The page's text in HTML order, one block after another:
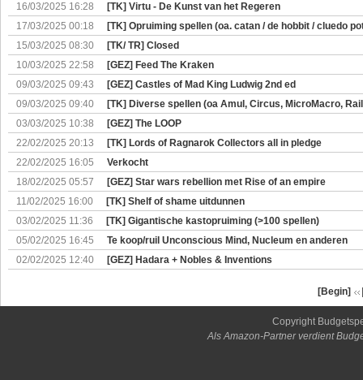
16/03/2025 16:28
[TK] Virtu - De Kunst van het Regeren
17/03/2025 00:18
[TK] Opruiming spellen (oa. catan / de hobbit / cluedo
15/03/2025 08:30
[TK/ TR] Closed
10/03/2025 22:58
[GEZ] Feed The Kraken
09/03/2025 09:43
[GEZ] Castles of Mad King Ludwig 2nd ed
09/03/2025 09:40
[TK] Diverse spellen (oa Amul, Circus, MicroMacro,
03/03/2025 10:38
[GEZ] The LOOP
22/02/2025 20:13
[TK] Lords of Ragnarok Collectors all in pledge
22/02/2025 16:05
Verkocht
18/02/2025 05:57
[GEZ] Star wars rebellion met Rise of an empire
11/02/2025 16:00
[TK] Shelf of shame uitdunnen
03/02/2025 11:36
[TK] Gigantische kastopruiming (>100 spellen)
05/02/2025 16:45
Te koop/ruil Unconscious Mind, Nucleum en anderen
02/02/2025 12:40
[GEZ] Hadara + Nobles & Inventions
[Begin]
Copyright
Als Amazon-Partner verdient